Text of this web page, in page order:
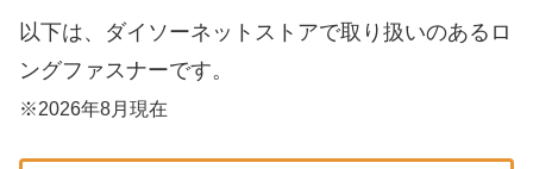
以下は、ダイソーネットストアで取り扱いのあるロ
ングファスナーです。
※2026年8月現在